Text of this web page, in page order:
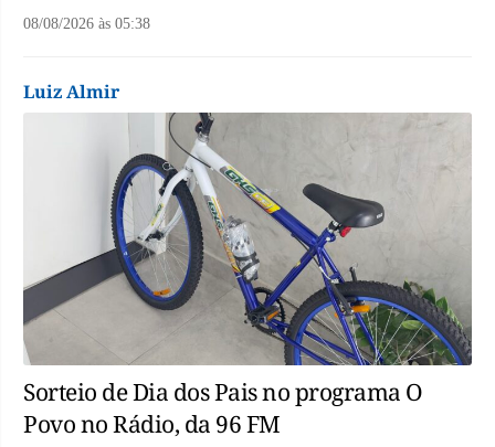
08/08/2026 às 05:38
Luiz Almir
Sorteio de Dia dos Pais no programa O
Povo no Rádio, da 96 FM